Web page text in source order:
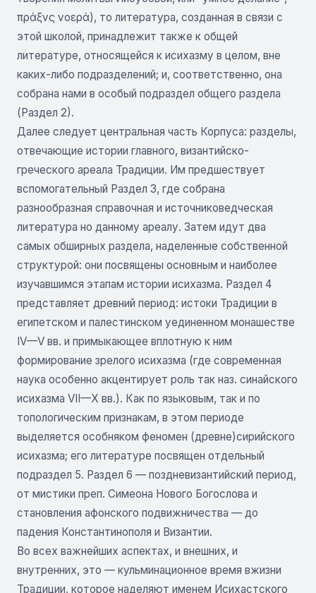
πράξνς νοερά), то литература, созданная в связи с
этой школой, принадлежит также к общей
литературе, относящейся к исихазму в целом, вне
каких-либо подразделений; и, соответственно, она
собрана нами в особый подраздел общего раздела
(Раздел 2).
Далее следует центральная часть Корпуса: разделы,
отвечающие истории главного, византийско-
греческого ареала Традиции. Им предшествует
вспомогательный Раздел 3, где собрана
разнообразная справочная и источниковедческая
литература но данному ареалу. Затем идут два
самых обширных раздела, наделенные собственной
структурой: они посвящены основным и наиболее
изучавшимся этапам истории исихазма. Раздел 4
представляет древний период: истоки Традиции в
египетском и палестинском уединенном монашестве
IV—V вв. и примыкающее вплотную к ним
формирование зрелого исихазма (где современная
наука особенно акцентирует роль так наз. синайского
исихазма VII—X вв.). Как по языковым, так и по
топологическим признакам, в этом периоде
выделяется особняком феномен (древне)сирийского
исихазма; его литературе посвящен отдельный
подраздел 5. Раздел 6 — поздневизантийский период,
от мистики преп. Симеона Нового Богослова и
становления афонского подвижничества — до
падения Константинополя и Византии.
Во всех важнейших аспектах, и внешних, и
внутренних, это — кульминационное время вжизни
Традиции, которое наделяют именем Исихастского